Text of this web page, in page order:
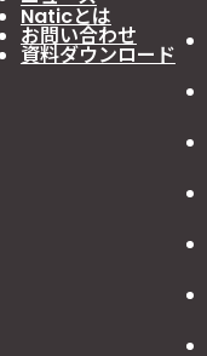
Naticとは
お問い合わせ
資料ダウンロード